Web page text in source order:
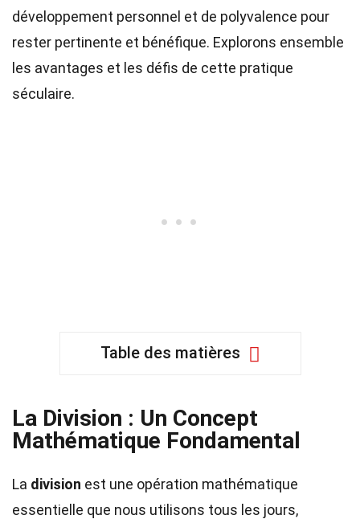
développement personnel et de polyvalence pour
rester pertinente et bénéfique. Explorons ensemble
les avantages et les défis de cette pratique
séculaire.
Table des matières
La Division : Un Concept
Mathématique Fondamental
La division est une opération mathématique
essentielle que nous utilisons tous les jours,